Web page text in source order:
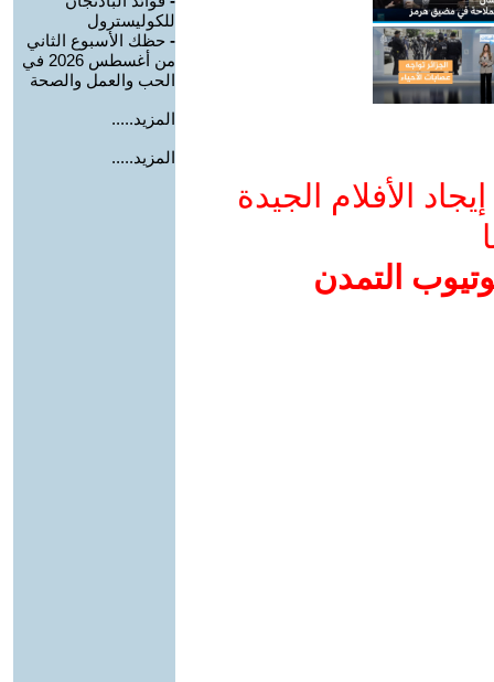
الأفلام الجيدة
التمدن
للكوليسترول
- حظك الأسبوع الثاني
من أغسطس 2026 في
الحب والعمل والصحة
المزيد.....
المزيد.....